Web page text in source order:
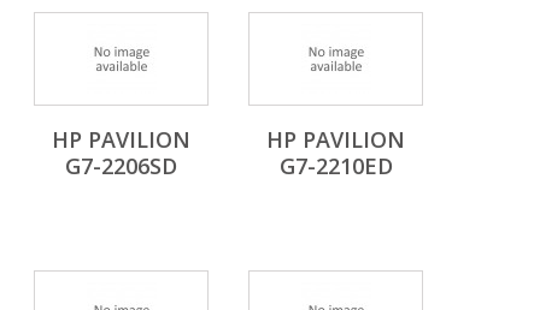
HP PAVILION
G7-2206SD
HP PAVILION
G7-2210ED